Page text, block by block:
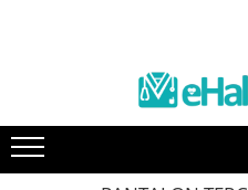
Toate Produsele
Bluze Unisex